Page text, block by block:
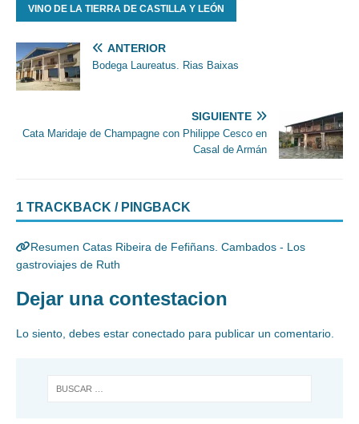
VINO DE LA TIERRA DE CASTILLA Y LEÓN
ANTERIOR
Bodega Laureatus. Rias Baixas
SIGUIENTE
Cata Maridaje de Champagne con Philippe Cesco en
Casal de Armán
1 TRACKBACK / PINGBACK
Resumen Catas Ribeira de Fefiñans. Cambados - Los
gastroviajes de Ruth
Dejar una contestacion
Lo siento, debes estar conectado para publicar un comentario.